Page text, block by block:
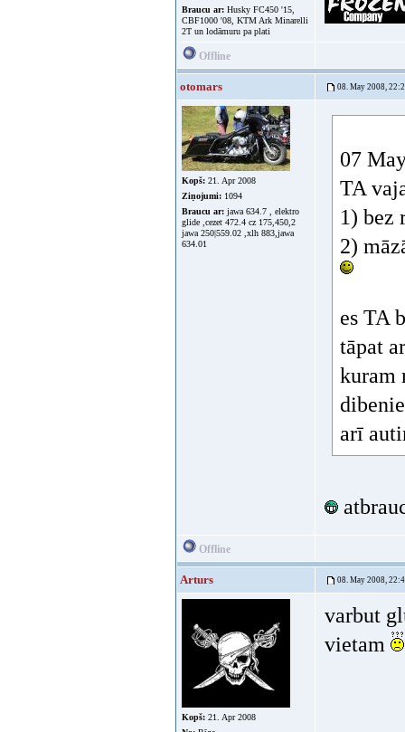
Braucu ar: Husky FC450 '15,
CBF1000 '08, KTM Ark Minarelli
2T un lodāmuru pa plati
Offline
otomars 08. May 2008,
Kopš: 21. Apr 2008
Ziņojumi: 1094
Braucu ar: jawa 634.7 , elektro
glide ,cezet 472.4 cz 175,450,2
jawa 250|559.02 ,xlh 883,jawa
634.01
07
TA
1) bez
2)
es TA
tāpat
kuram
arī
Offline
Arturs 08. May 2008,
Kopš: 21. Apr 2008
varbut
vietam